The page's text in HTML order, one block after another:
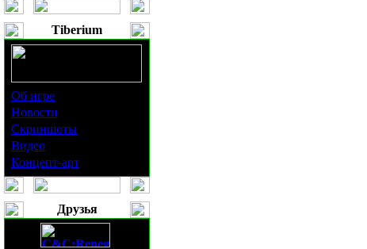
Tiberium
Об игре
Новости
Скриншоты
Видео
Концепт-арт
Друзья